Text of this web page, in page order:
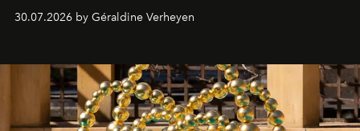
streamingplatformen verschijnen.
30.07.2026 by Géraldine Verheyen